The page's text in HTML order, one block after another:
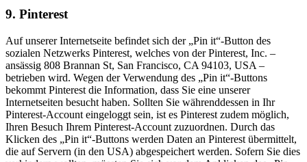
9. Pinterest
Auf unserer Internetseite befindet sich der „Pin it“-Button des
sozialen Netzwerks Pinterest, welches von der Pinterest, Inc. –
ansässig 808 Brannan St, San Francisco, CA 94103, USA –
betrieben wird. Wegen der Verwendung des „Pin it“-Buttons
bekommt Pinterest die Information, dass Sie eine unserer
Internetseiten besucht haben. Sollten Sie währenddessen in Ihr
Pinterest-Account eingeloggt sein, ist es Pinterest zudem möglich,
Ihren Besuch Ihrem Pinterest-Account zuzuordnen. Durch das
Klicken des „Pin it“-Buttons werden Daten an Pinterest übermittelt,
die auf Servern (in den USA) abgespeichert werden. Sofern Sie dies